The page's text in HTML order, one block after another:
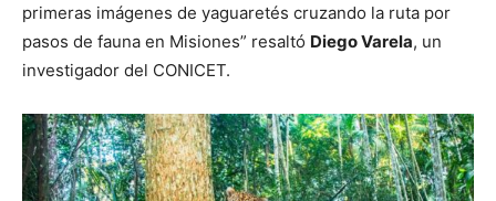
primeras imágenes de yaguaretés cruzando la ruta por
pasos de fauna en Misiones” resaltó Diego Varela, un
investigador del CONICET.